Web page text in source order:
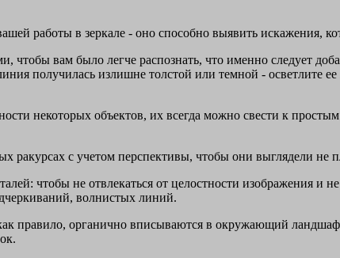
работы в зеркале - оно способно выявить искажения,
вам было легче распознать, что именно следует
получилась излишне толстой или темной - осветлите
некоторых объектов, их всегда можно свести к
ракурсах с учетом перспективы, чтобы они выглядели не
чтобы не отвлекаться от целостности изображения и
волнистых линий.
правило, органично вписываются в окружающий